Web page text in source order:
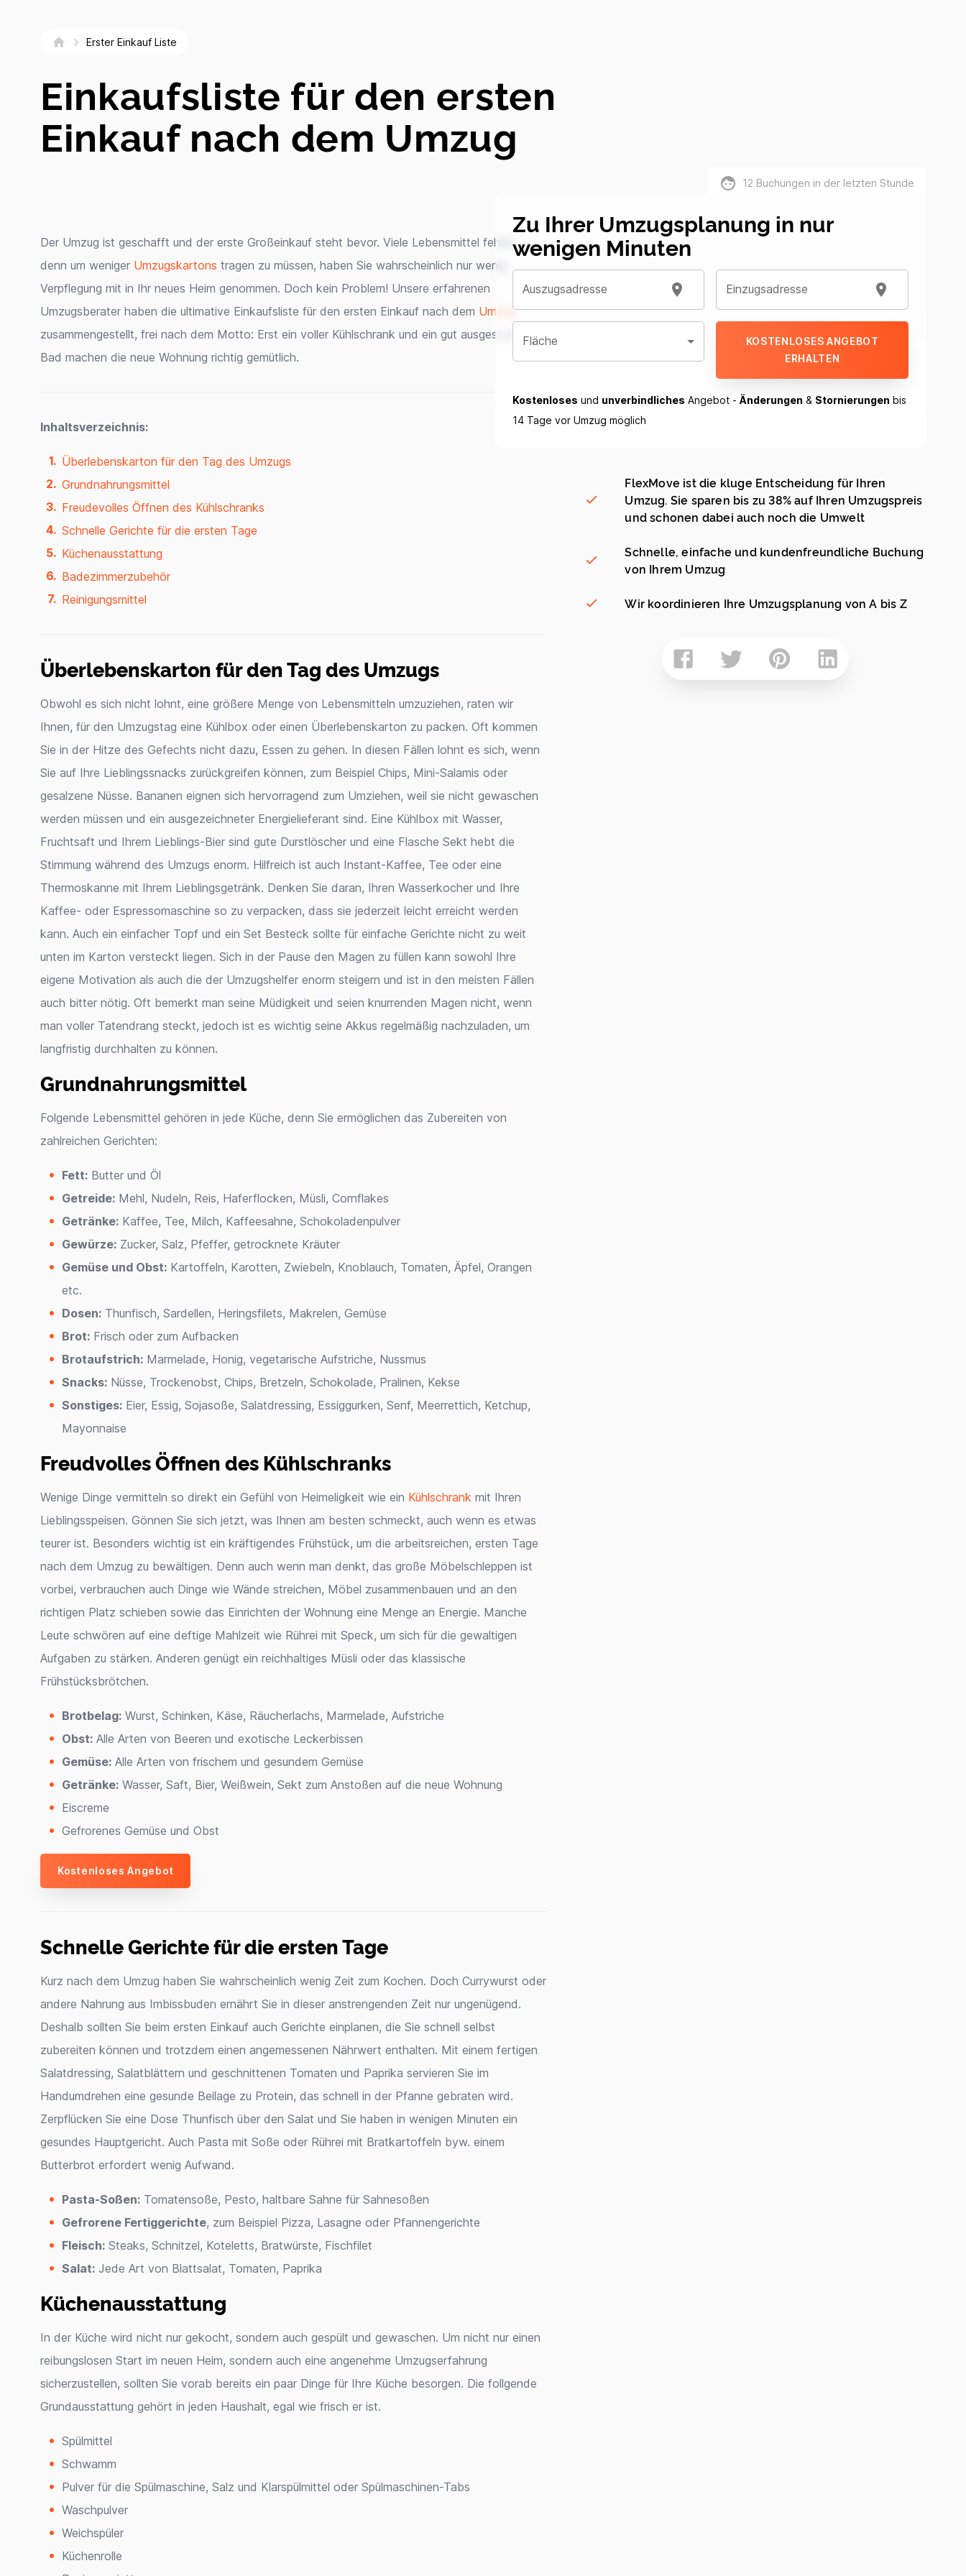
Erster Einkauf Liste
Einkaufsliste für den ersten
Einkauf nach dem Umzug
Der Umzug ist geschafft und der erste Großeinkauf steht bevor. Viele Lebensmittel fehlen,
denn um weniger Umzugskartons tragen zu müssen, haben Sie wahrscheinlich nur wenig
Verpflegung mit in Ihr neues Heim genommen. Doch kein Problem! Unsere erfahrenen
Umzugsberater haben die ultimative Einkaufsliste für den ersten Einkauf nach dem Umzug
zusammengestellt, frei nach dem Motto: Erst ein voller Kühlschrank und ein gut ausgestattetes
Bad machen die neue Wohnung richtig gemütlich.
Inhaltsverzeichnis:
Überlebenskarton für den Tag des Umzugs
Grundnahrungsmittel
Freudevolles Öffnen des Kühlschranks
Schnelle Gerichte für die ersten Tage
Küchenausstattung
Badezimmerzubehör
Reinigungsmittel
Überlebenskarton für den Tag des Umzugs
Obwohl es sich nicht lohnt, eine größere Menge von Lebensmitteln umzuziehen, raten wir
Ihnen, für den Umzugstag eine Kühlbox oder einen Überlebenskarton zu packen. Oft kommen
Sie in der Hitze des Gefechts nicht dazu, Essen zu gehen. In diesen Fällen lohnt es sich, wenn
Sie auf Ihre Lieblingssnacks zurückgreifen können, zum Beispiel Chips, Mini-Salamis oder
gesalzene Nüsse. Bananen eignen sich hervorragend zum Umziehen, weil sie nicht gewaschen
werden müssen und ein ausgezeichneter Energielieferant sind. Eine Kühlbox mit Wasser,
Fruchtsaft und Ihrem Lieblings-Bier sind gute Durstlöscher und eine Flasche Sekt hebt die
Stimmung während des Umzugs enorm. Hilfreich ist auch Instant-Kaffee, Tee oder eine
Thermoskanne mit Ihrem Lieblingsgetränk. Denken Sie daran, Ihren Wasserkocher und Ihre
Kaffee- oder Espressomaschine so zu verpacken, dass sie jederzeit leicht erreicht werden
kann. Auch ein einfacher Topf und ein Set Besteck sollte für einfache Gerichte nicht zu weit
unten im Karton versteckt liegen. Sich in der Pause den Magen zu füllen kann sowohl Ihre
eigene Motivation als auch die der Umzugshelfer enorm steigern und ist in den meisten Fällen
auch bitter nötig. Oft bemerkt man seine Müdigkeit und seien knurrenden Magen nicht, wenn
man voller Tatendrang steckt, jedoch ist es wichtig seine Akkus regelmäßig nachzuladen, um
langfristig durchhalten zu können.
Grundnahrungsmittel
Folgende Lebensmittel gehören in jede Küche, denn Sie ermöglichen das Zubereiten von
zahlreichen Gerichten:
Fett: Butter und Öl
Getreide: Mehl, Nudeln, Reis, Haferflocken, Müsli, Cornflakes
Getränke: Kaffee, Tee, Milch, Kaffeesahne, Schokoladenpulver
Gewürze: Zucker, Salz, Pfeffer, getrocknete Kräuter
Gemüse und Obst: Kartoffeln, Karotten, Zwiebeln, Knoblauch, Tomaten, Äpfel, Orangen
etc.
Dosen: Thunfisch, Sardellen, Heringsfilets, Makrelen, Gemüse
Brot: Frisch oder zum Aufbacken
Brotaufstrich: Marmelade, Honig, vegetarische Aufstriche, Nussmus
Snacks: Nüsse, Trockenobst, Chips, Bretzeln, Schokolade, Pralinen, Kekse
Sonstiges: Eier, Essig, Sojasoße, Salatdressing, Essiggurken, Senf, Meerrettich, Ketchup,
Mayonnaise
Freudvolles Öffnen des Kühlschranks
Wenige Dinge vermitteln so direkt ein Gefühl von Heimeligkeit wie ein Kühlschrank mit Ihren
Lieblingsspeisen. Gönnen Sie sich jetzt, was Ihnen am besten schmeckt, auch wenn es etwas
teurer ist. Besonders wichtig ist ein kräftigendes Frühstück, um die arbeitsreichen, ersten Tage
nach dem Umzug zu bewältigen. Denn auch wenn man denkt, das große Möbelschleppen ist
vorbei, verbrauchen auch Dinge wie Wände streichen, Möbel zusammenbauen und an den
richtigen Platz schieben sowie das Einrichten der Wohnung eine Menge an Energie. Manche
Leute schwören auf eine deftige Mahlzeit wie Rührei mit Speck, um sich für die gewaltigen
Aufgaben zu stärken. Anderen genügt ein reichhaltiges Müsli oder das klassische
Frühstücksbrötchen.
Brotbelag: Wurst, Schinken, Käse, Räucherlachs, Marmelade, Aufstriche
Obst: Alle Arten von Beeren und exotische Leckerbissen
Gemüse: Alle Arten von frischem und gesundem Gemüse
Getränke: Wasser, Saft, Bier, Weißwein, Sekt zum Anstoßen auf die neue Wohnung
Eiscreme
Gefrorenes Gemüse und Obst
Kostenloses Angebot
Schnelle Gerichte für die ersten Tage
Kurz nach dem Umzug haben Sie wahrscheinlich wenig Zeit zum Kochen. Doch Currywurst oder
andere Nahrung aus Imbissbuden ernährt Sie in dieser anstrengenden Zeit nur ungenügend.
Deshalb sollten Sie beim ersten Einkauf auch Gerichte einplanen, die Sie schnell selbst
zubereiten können und trotzdem einen angemessenen Nährwert enthalten. Mit einem fertigen
Salatdressing, Salatblättern und geschnittenen Tomaten und Paprika servieren Sie im
Handumdrehen eine gesunde Beilage zu Protein, das schnell in der Pfanne gebraten wird.
Zerpflücken Sie eine Dose Thunfisch über den Salat und Sie haben in wenigen Minuten ein
gesundes Hauptgericht. Auch Pasta mit Soße oder Rührei mit Bratkartoffeln byw. einem
Butterbrot erfordert wenig Aufwand.
Pasta-Soßen: Tomatensoße, Pesto, haltbare Sahne für Sahnesoßen
Gefrorene Fertiggerichte, zum Beispiel Pizza, Lasagne oder Pfannengerichte
Fleisch: Steaks, Schnitzel, Koteletts, Bratwürste, Fischfilet
Salat: Jede Art von Blattsalat, Tomaten, Paprika
Küchenausstattung
In der Küche wird nicht nur gekocht, sondern auch gespült und gewaschen. Um nicht nur einen
reibungslosen Start im neuen Heim, sondern auch eine angenehme Umzugserfahrung
sicherzustellen, sollten Sie vorab bereits ein paar Dinge für Ihre Küche besorgen. Die follgende
Grundausstattung gehört in jeden Haushalt, egal wie frisch er ist.
Spülmittel
Schwamm
Pulver für die Spülmaschine, Salz und Klarspülmittel oder Spülmaschinen-Tabs
Waschpulver
Weichspüler
Küchenrolle
12 Buchungen in der letzten Stunde
Zu Ihrer Umzugsplanung in nur
wenigen Minuten
Auszugsadresse Einzugsadresse
Fläche
KOSTENLOSES ANGEBOT
ERHALTEN
Kostenloses und unverbindliches Angebot - Änderungen & Stornierungen bis
14 Tage vor Umzug möglich
FlexMove ist die kluge Entscheidung für Ihren
Umzug. Sie sparen bis zu 38% auf Ihren Umzugspreis
und schonen dabei auch noch die Umwelt
Schnelle, einfache und kundenfreundliche Buchung
von Ihrem Umzug
Wir koordinieren Ihre Umzugsplanung von A bis Z